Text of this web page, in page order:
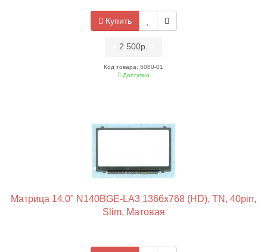
Купить
2 500р.
Код товара: 5080-01
Доступно
Матрица 14.0" N140BGE-LA3 1366x768 (HD), TN, 40pin,
Slim, Матовая